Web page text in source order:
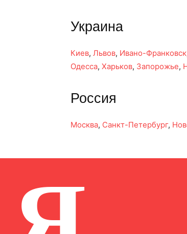
Украина
Киев, Львов, Ивано-Франковск
Одесса, Харьков, Запорожье,
Россия
Москва, Санкт-Петербург,